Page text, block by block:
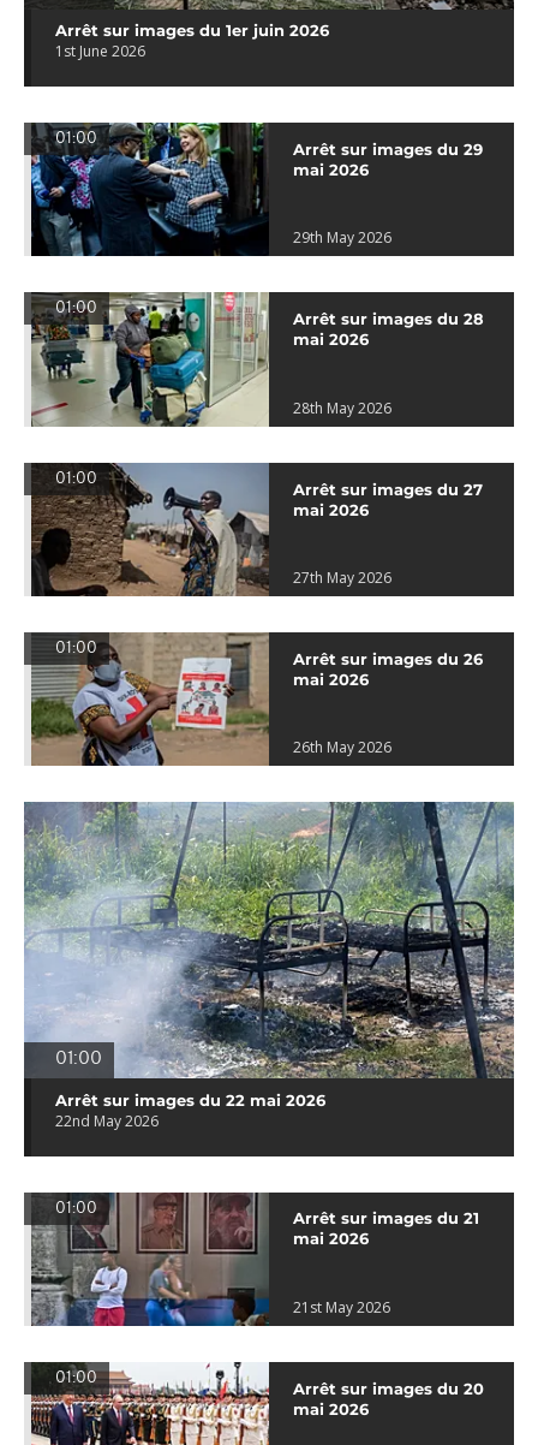
Arrêt sur images du 1er juin 2026
1st June 2026
01:00
Arrêt sur images du 29
mai 2026
29th May 2026
01:00
Arrêt sur images du 28
mai 2026
28th May 2026
01:00
Arrêt sur images du 27
mai 2026
27th May 2026
01:00
Arrêt sur images du 26
mai 2026
26th May 2026
01:00
Arrêt sur images du 22 mai 2026
22nd May 2026
01:00
Arrêt sur images du 21
mai 2026
21st May 2026
01:00
Arrêt sur images du 20
mai 2026